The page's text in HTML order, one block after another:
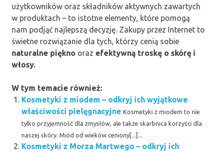
użytkowników oraz składników aktywnych zawartych
w produktach – to istotne elementy, które pomogą
nam podjąć najlepszą decyzję. Zakupy przez Internet to
świetne rozwiązanie dla tych, którzy cenią sobie
naturalne piękno oraz efektywną troskę o skórę i
włosy.
W tym temacie również:
Kosmetyki z miodem – odkryj ich wyjątkowe
właściwości pielęgnacyjne Kosmetyki z miodem to nie
tylko przyjemność dla zmysłów, ale także skarbnica korzyści dla
naszej skóry. Miód od wieków ceniony[...]...
Kosmetyki z Morza Martwego – odkryj ich